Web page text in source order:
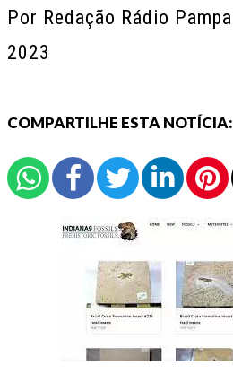
Por Redação Rádio Pampa
2023
COMPARTILHE ESTA NOTÍCIA: